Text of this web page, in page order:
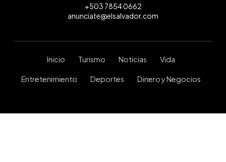
+503 7854 0662
anunciate@elsalvador.com
Inicio Turismo Noticias Vida
Entretenimiento Deportes Dinero y Negocios